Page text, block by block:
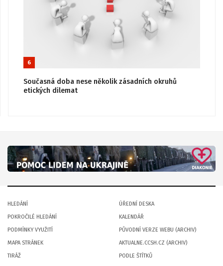
6
Současná doba nese několik zásadních okruhů
etických dilemat
HLEDÁNÍ
POKROČILÉ HLEDÁNÍ
PODMÍNKY VYUŽITÍ
MAPA STRÁNEK
TIRÁŽ
ÚŘEDNÍ DESKA
KALENDÁŘ
PŮVODNÍ VERZE WEBU (ARCHIV)
AKTUALNE.CCSH.CZ (ARCHIV)
PODLE ŠTÍTKŮ